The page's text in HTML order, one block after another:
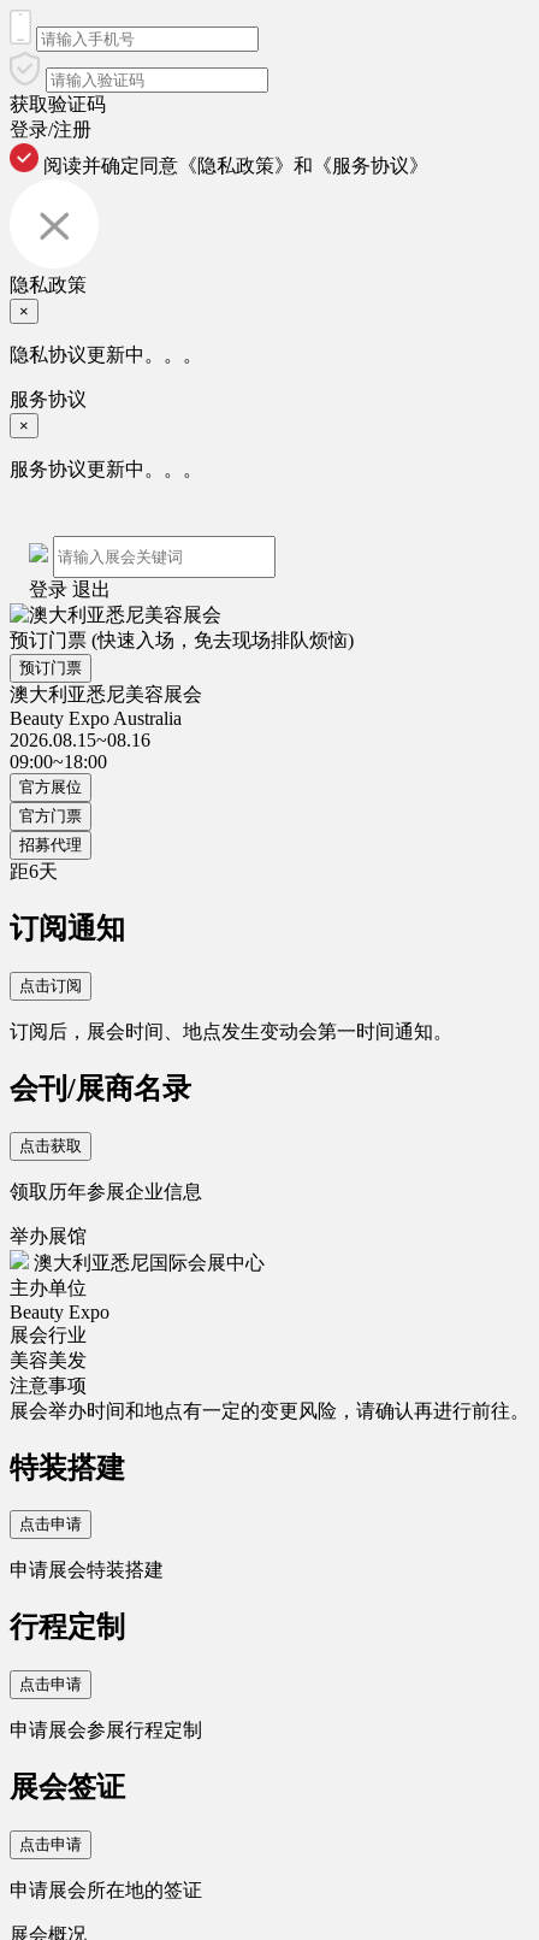
获取验证码
登录/注册
阅读并确定同意 《隐私政策》 和 《服务协议》
隐私政策
×
隐私协议更新中。。。
服务协议
×
服务协议更新中。。。
登录 退出
预订门票 (快速入场，免去现场排队烦恼)
预订门票
澳大利亚悉尼美容展会
Beauty Expo Australia
2026.08.15~08.16
09:00~18:00
官方展位
官方门票
招募代理
距6天
订阅通知
点击订阅
订阅后，展会时间、地点发生变动会第一时间通知。
会刊/展商名录
点击获取
领取历年参展企业信息
举办展馆
澳大利亚悉尼国际会展中心
主办单位
Beauty Expo
展会行业
美容美发
注意事项
展会举办时间和地点有一定的变更风险，请确认再进行前往。
特装搭建
点击申请
申请展会特装搭建
行程定制
点击申请
申请展会参展行程定制
展会签证
点击申请
申请展会所在地的签证
展会概况